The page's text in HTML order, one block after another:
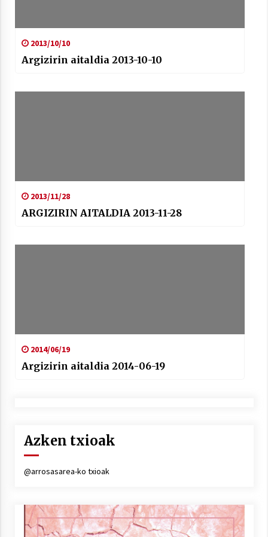
2013/10/10
Argizirin aitaldia 2013-10-10
2013/11/28
ARGIZIRIN AITALDIA 2013-11-28
2014/06/19
Argizirin aitaldia 2014-06-19
Azken txioak
@arrosasarea-ko txioak